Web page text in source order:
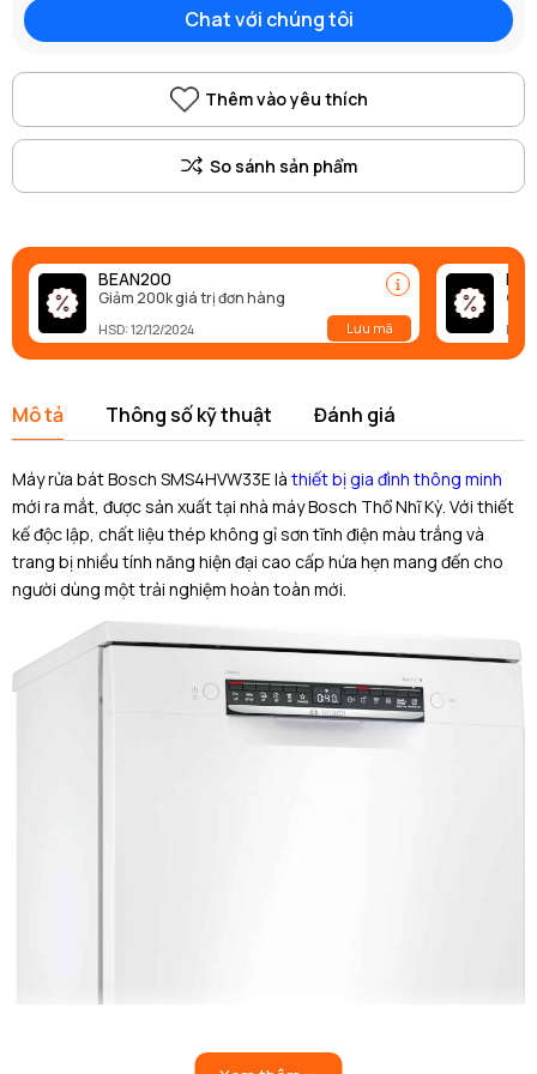
Chat với chúng tôi
Thêm vào yêu thích
BEAN200
Giảm 200k giá trị đơn hàng
HSD: 12/12/2024 Lưu mã
Mô tả Thông số kỹ thuật Đánh giá
Máy rửa bát Bosch SMS4HVW33E là thiết bị gia đình thông minh
mới ra mắt, được sản xuất tại nhà máy Bosch Thổ Nhĩ Kỳ. Với thiết
kế độc lập, chất liệu thép không gỉ sơn tĩnh điện màu trắng và
trang bị nhiều tính năng hiện đại cao cấp hứa hẹn mang đến cho
người dùng một trải nghiệm hoàn toàn mới.